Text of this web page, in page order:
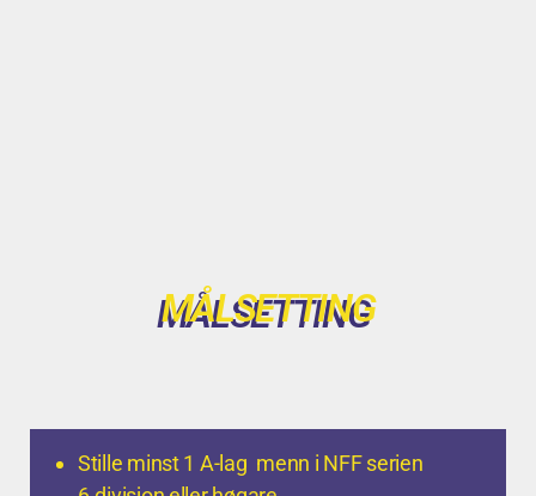
MÅLSETTING
Stille minst 1 A-lag menn i NFF serien